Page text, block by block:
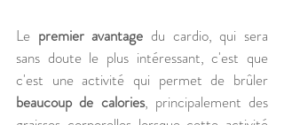
Le premier avantage du cardio, qui sera
sans doute le plus intéressant, c'est que
beaucoup de calories, principalement des